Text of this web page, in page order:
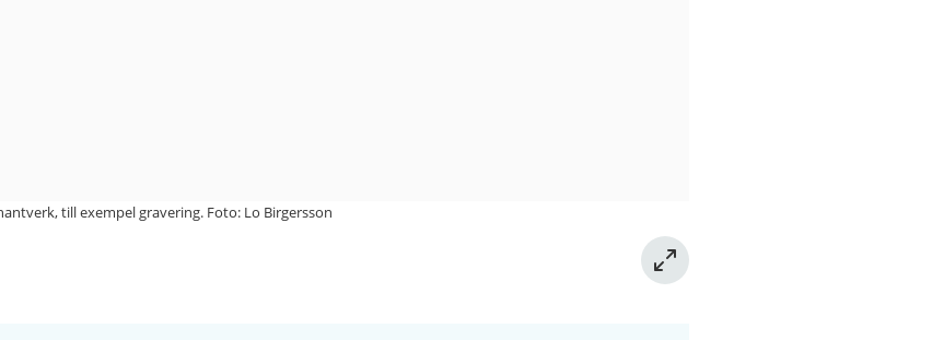
till exempel gravering. Foto: Lo Birgersson